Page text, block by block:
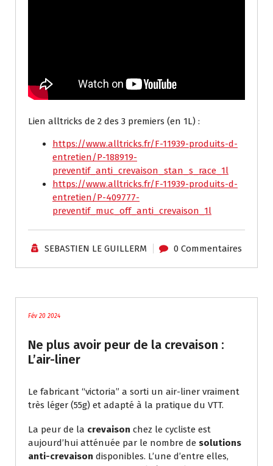
Lien alltricks de 2 des 3 premiers (en 1L) :
https://www.alltricks.fr/F-11939-produits-d-
entretien/P-188919-
preventif_anti_crevaison_stan_s_race_1l
https://www.alltricks.fr/F-11939-produits-d-
entretien/P-409777-
preventif_muc_off_anti_crevaison_1l
SEBASTIEN LE GUILLERM 0 Commentaires
Fév 20 2024
Ne plus avoir peur de la crevaison :
L’air-liner
Le fabricant “victoria” a sorti un air-liner vraiment
très léger (55g) et adapté à la pratique du VTT.
La peur de la crevaison chez le cycliste est
aujourd’hui atténuée par le nombre de solutions
anti-crevaison disponibles. L’une d’entre elles,